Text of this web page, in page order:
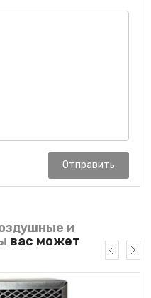
Отправить
и
вас может